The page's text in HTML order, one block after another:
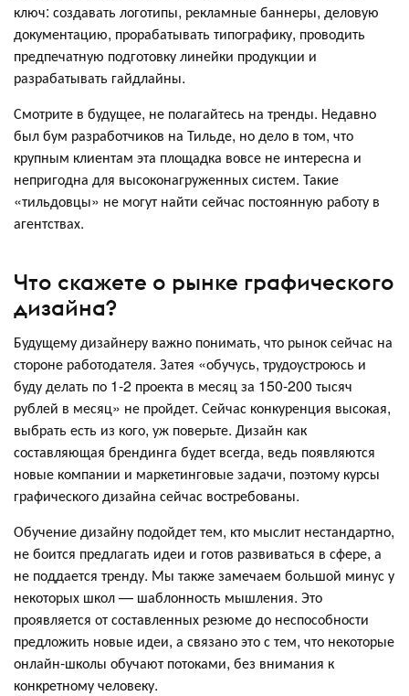
ключ: создавать логотипы, рекламные баннеры, деловую
документацию, прорабатывать типографику, проводить
предпечатную подготовку линейки продукции и
разрабатывать гайдлайны.
Смотрите в будущее, не полагайтесь на тренды. Недавно
был бум разработчиков на Тильде, но дело в том, что
крупным клиентам эта площадка вовсе не интересна и
непригодна для высоконагруженных систем. Такие
«тильдовцы» не могут найти сейчас постоянную работу в
агентствах.
Что скажете о рынке графического
дизайна?
Будущему дизайнеру важно понимать, что рынок сейчас на
стороне работодателя. Затея «обучусь, трудоустроюсь и
буду делать по 1-2 проекта в месяц за 150-200 тысяч
рублей в месяц» не пройдет. Сейчас конкуренция высокая,
выбрать есть из кого, уж поверьте. Дизайн как
составляющая брендинга будет всегда, ведь появляются
новые компании и маркетинговые задачи, поэтому курсы
графического дизайна сейчас востребованы.
Обучение дизайну подойдет тем, кто мыслит нестандартно,
не боится предлагать идеи и готов развиваться в сфере, а
не поддается тренду. Мы также замечаем большой минус у
некоторых школ — шаблонность мышления. Это
проявляется от составленных резюме до неспособности
предложить новые идеи, а связано это с тем, что некоторые
онлайн-школы обучают потоками, без внимания к
конкретному человеку.